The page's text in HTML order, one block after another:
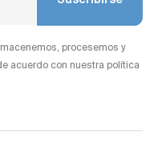
procesemos y
acuerdo con nuestra política